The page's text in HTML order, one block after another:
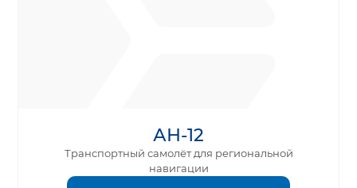
АН-12
Транспортный самолёт для региональной
навигации